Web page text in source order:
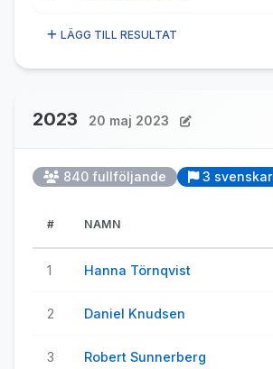
LÄGG TILL RESULTAT
2023 20 maj 2023
840 fullföljande 3 svenskar
# NAMN
1 Hanna Törnqvist
2 Daniel Knudsen
3 Robert Sunnerberg